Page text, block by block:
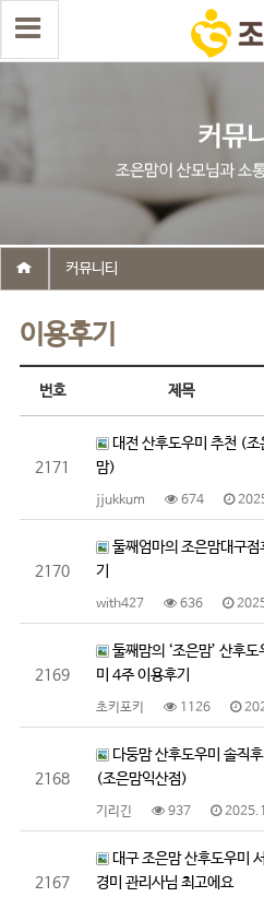
이용후기
커뮤니티
번호 제목
2171
대전 산후도우미 추천 (조
맘)
jjukkum 674
2170
둘째엄마의 조은맘대구점
기
with427 636
2169
둘째맘의 ‘조은맘’ 산후도
미 4주 이용후기
초키포키 1126
2168
다둥맘 산후도우미 솔직후
(조은맘익산점)
기리긴 937
2167
대구 조은맘 산후도우미 서
경미 관리사님 최고에요